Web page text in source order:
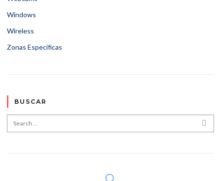
Windows
Wireless
Zonas Específicas
BUSCAR
Search for: